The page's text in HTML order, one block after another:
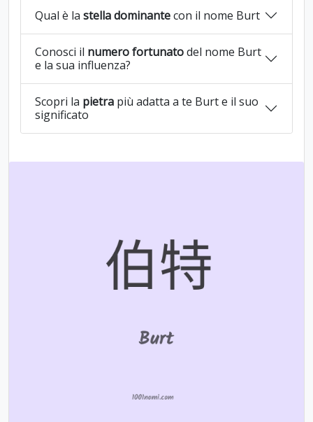
Qual è la stella dominantecon il nome Burt
Conosci il numero fortunatodel nome Burt
e la sua influenza?
Scopri la pietra più adatta a te Burt e il suo
significato